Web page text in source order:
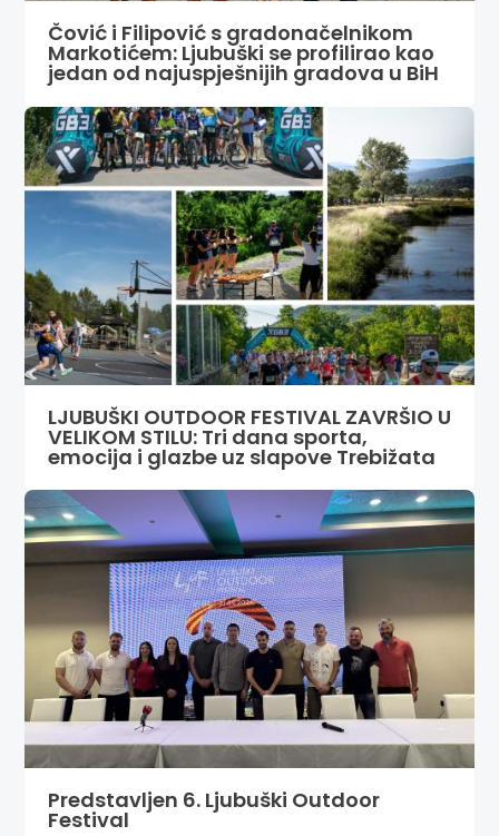
Čović i Filipović s gradonačelnikom
Markotićem: Ljubuški se profilirao kao
jedan od najuspješnijih gradova u BiH
LJUBUŠKI OUTDOOR FESTIVAL ZAVRŠIO U
VELIKOM STILU: Tri dana sporta,
emocija i glazbe uz slapove Trebižata
Predstavljen 6. Ljubuški Outdoor
Festival